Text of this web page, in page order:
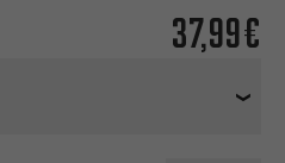
37,99€